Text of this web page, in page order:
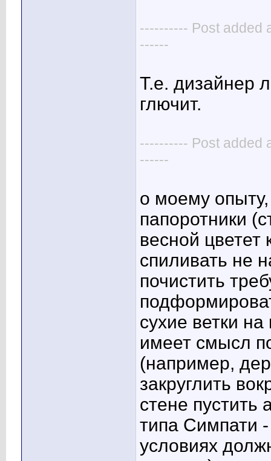
---------- Post added
------
Т.е. дизайнер
глючит.
---------- Post added
------
о моему
папоротники
весной
спиливать не
почистить
сухие ветки
имеет смысл
(например,
закруглить
стене
типа Симпати
условиях